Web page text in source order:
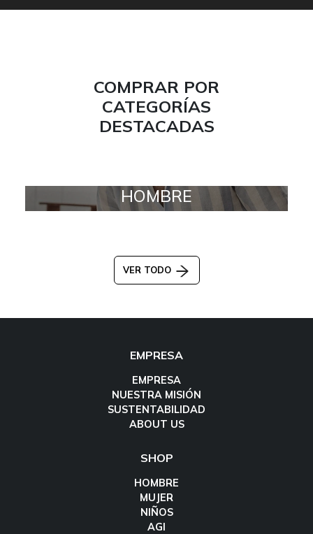
COMPRAR POR
CATEGORÍAS
DESTACADAS
HOMBRE
VER TODO
EMPRESA
EMPRESA
NUESTRA MISIÓN
SUSTENTABILIDAD
ABOUT US
SHOP
HOMBRE
MUJER
NIÑOS
AGI